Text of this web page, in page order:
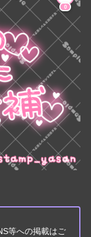
0
等への掲載はご